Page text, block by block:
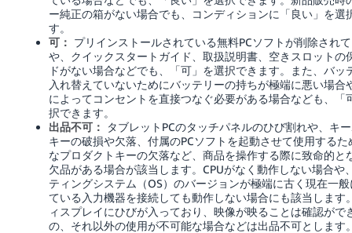
ー純正の箱がない場合でも、コンディションに「良い」を選
す。
可：
プリインストールされている無料PCソフトが削除され
や、クイックスタートガイド、取扱説明書、空きスロットの
ドがない場合などでも、「可」を選択できます。また、バッ
入れ替えていないためにバッテリーの持ちが極端に悪い場合
によってコンセントを直接つなぐ必要がある場合なども、「
択できます。
出品不可：
タブレットPCのタッチパネルのひび割れや、キ
キーの破損や欠落、付属のPCソフトを起動させて使用するた
なプロダクトキーの欠落など、商品を操作する際に致命的と
欠品がある場合が該当します。CPUがなく動作しない場合や
ティングシステム（OS）のバージョンが極端に古く現在一
ている入力機器を接続しても動作しない場合にも該当します
ィスプレイにひびが入っており、映像が映ることは確認がで
の、それ以外の使用が不可能な場合などは出品不可とします